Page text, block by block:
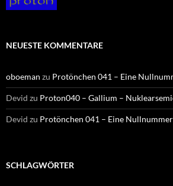
NEUESTE KOMMENTARE
oboeman zu Protönchen 041 – Eine
Devid zu Proton040 – Gallium –
Devid zu Protönchen 041 – Eine
SCHLAGWÖRTER